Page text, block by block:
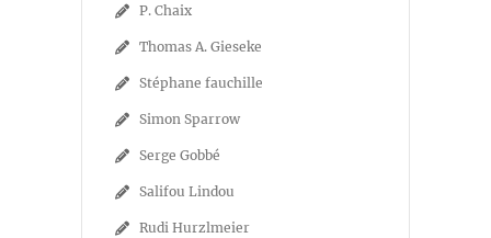
P. Chaix
Thomas A. Gieseke
Stéphane fauchille
Simon Sparrow
Serge Gobbé
Salifou Lindou
Rudi Hurzlmeier